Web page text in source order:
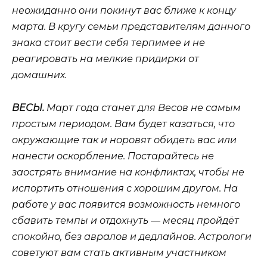
неожиданно они покинут вас ближе к концу
марта. В кругу семьи представителям данного
знака стоит вести себя терпимее и не
реагировать на мелкие придирки от
домашних.
ВЕСЫ. Март года станет для Весов не самым
простым периодом. Вам будет казаться, что
окружающие так и норовят обидеть вас или
нанести оскорбление. Постарайтесь не
заострять внимание на конфликтах, чтобы не
испортить отношения с хорошим другом. На
работе у вас появится возможность немного
сбавить темпы и отдохнуть — месяц пройдёт
спокойно, без авралов и дедлайнов. Астрологи
советуют вам стать активным участником